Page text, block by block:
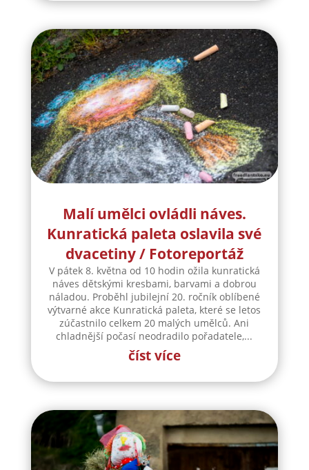
Malí umělci ovládli náves.
Kunratická paleta oslavila své
dvacetiny / Fotoreportáž
V pátek 8. května od 10 hodin ožila kunratická
náves dětskými kresbami, barvami a dobrou
náladou. Proběhl jubilejní 20. ročník oblíbené
výtvarné akce Kunratická paleta, které se letos
zúčastnilo celkem 20 malých umělců. Ani
chladnější počasí neodradilo pořadatele,...
číst více